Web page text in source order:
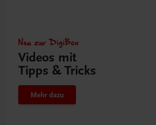
Neu zur DigiBox
Videos mit
Tipps & Tricks
Mehr dazu